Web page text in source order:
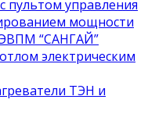
управления
мощности
“САНГАЙ”
электрическим
ТЭН и